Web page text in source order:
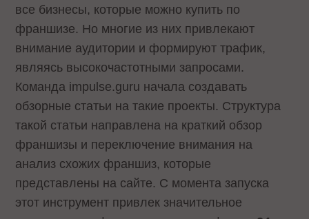
все бизнесы, которые можно купить по
франшизе. Но многие из них привлекают
внимание аудитории и формируют трафик,
являясь высокочастотными запросами.
Команда impulse.guru начала создавать
обзорные статьи на такие проекты. Структура
такой статьи направлена на краткий обзор
франшизы и переключение внимания на
анализ схожих франшиз, которые
представлены на сайте. С момента запуска
этот инструмент привлек значительное